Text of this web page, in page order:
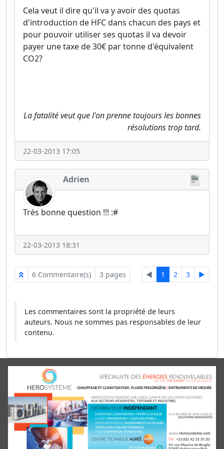
Cela veut il dire qu'il va y avoir des quotas
d'introduction de HFC dans chacun des pays et
pour pouvoir utiliser ses quotas il va devoir
payer une taxe de 30€ par tonne d'équivalent
CO2?
La fatalité veut que l'on prenne toujours les bonnes
résolutions trop tard.
22-03-2013 17:05
Adrien
Très bonne question !!! :#
22-03-2013 18:31
6 Commentaire(s) 3 pages ◄ 1 2 3 ►
Les commentaires sont la propriété de leurs
auteurs. Nous ne sommes pas responsables de leur
contenu.